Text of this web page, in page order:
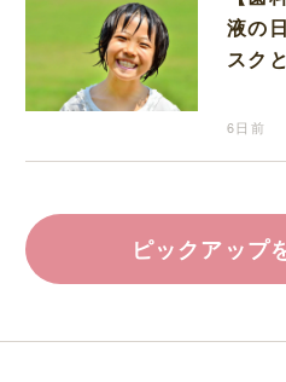
液の
スク
6日前
ピックアップ